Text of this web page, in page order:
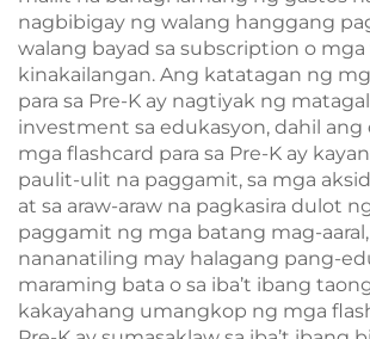
nagbibigay ng walang hanggang
walang bayad sa subscription o
kinakailangan. Ang katatagan ng
para sa Pre-K ay nagtiyak ng
investment sa edukasyon, dahil ang
mga flashcard para sa Pre-K ay
paulit-ulit na paggamit, sa mga
at sa araw-araw na pagkasira dulot
paggamit ng mga batang mag-
nananatiling may halagang pang-
maraming bata o sa iba’t ibang
kakayahang umangkop ng mga